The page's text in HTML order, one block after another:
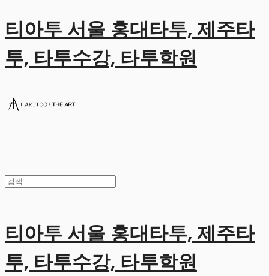
티아투 서울 홍대타투, 제주타
투, 타투수강, 타투학원
티아투 서울 홍대타투, 제주타
투, 타투수강, 타투학원